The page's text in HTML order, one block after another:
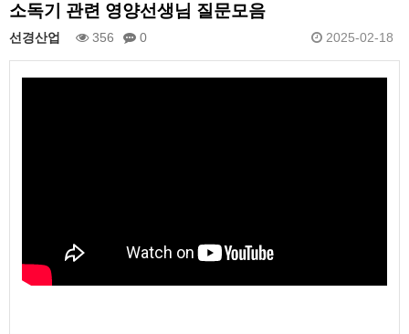
소독기 관련 영양선생님 질문모음
선경산업 356 0 2025-02-18